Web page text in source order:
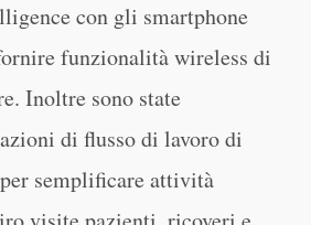
con gli smartphone
funzionalità wireless di
Inoltre sono state
di flusso di lavoro di
semplificare attività